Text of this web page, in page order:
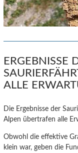
ERGEBNISSE
ALLE
Die Ergebnisse der
Alpen übertrafen alle
Obwohl die effektive
klein war, geben die